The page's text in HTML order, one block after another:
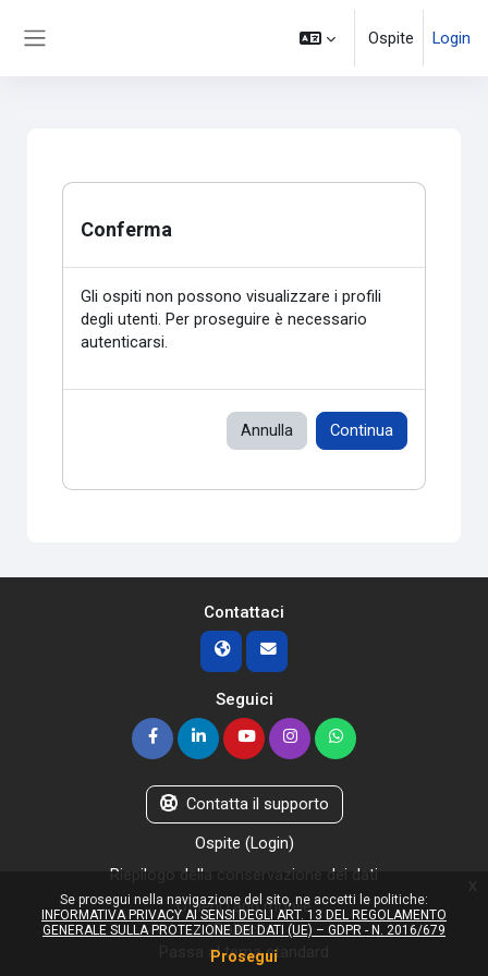
Ospite Login
Conferma
Gli ospiti non possono visualizzare i profili
degli utenti. Per proseguire è necessario
autenticarsi.
Annulla Continua
Contattaci
Seguici
Contatta il supporto
Ospite (Login)
Riepilogo della conservazione dei dati
Ottieni l'app mobile
Politiche
Passa al tema standard
Se prosegui nella navigazione del sito, ne accetti le politiche:
INFORMATIVA PRIVACY AI SENSI DEGLI ART. 13 DEL REGOLAMENTO
GENERALE SULLA PROTEZIONE DEI DATI (UE) – GDPR - N. 2016/679
Prosegui
x